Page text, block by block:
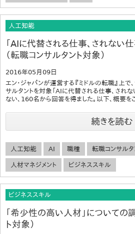
人工知能
「AIに代替される仕事、されない
（転職コンサルタント対象）
2016年05月09日
エン・ジャパンが運営する『ミドルの転職』上で
サルタントを対象「AIに代替される仕事、されな
ない、160名から回答を得ました。以下、概要
続きを読む
人工知能 AI 職種 転職コンサルタ
人材マネジメント ビジネススキル
ビジネススキル
「希少性の高い人材」についての
ト対象）